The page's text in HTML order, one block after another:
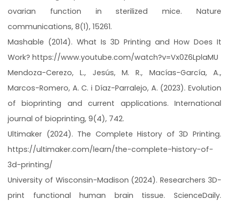
ovarian function in sterilized mice. Nature
communications, 8(1), 15261.
Mashable (2014). What Is 3D Printing and How Does It
Work? https://www.youtube.com/watch?v=Vx0Z6LplaMU
Mendoza-Cerezo, L., Jesús, M. R., Macías-García, A.,
Marcos-Romero, A. C. i Díaz-Parralejo, A. (2023). Evolution
of bioprinting and current applications. International
journal of bioprinting, 9(4), 742.
Ultimaker (2024). The Complete History of 3D Printing.
https://ultimaker.com/learn/the-complete-history-of-
3d-printing/
University of Wisconsin-Madison (2024). Researchers 3D-
print functional human brain tissue. ScienceDaily.